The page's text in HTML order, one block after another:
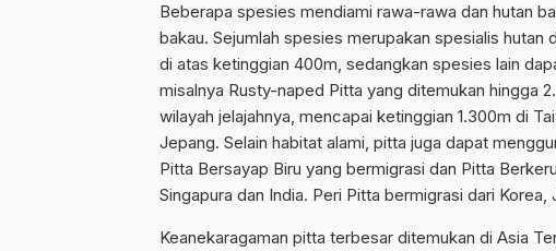
Beberapa spesies mendiami rawa-rawa dan hutan
bakau. Sejumlah spesies merupakan spesialis
di atas ketinggian 400m, sedangkan spesies lain
misalnya Rusty-naped Pitta yang ditemukan hingga
wilayah jelajahnya, mencapai ketinggian 1.300m di
Jepang. Selain habitat alami, pitta juga dapat
Pitta Bersayap Biru yang bermigrasi dan Pitta
Singapura dan India. Peri Pitta bermigrasi dari
Keanekaragaman pitta terbesar ditemukan di Asia